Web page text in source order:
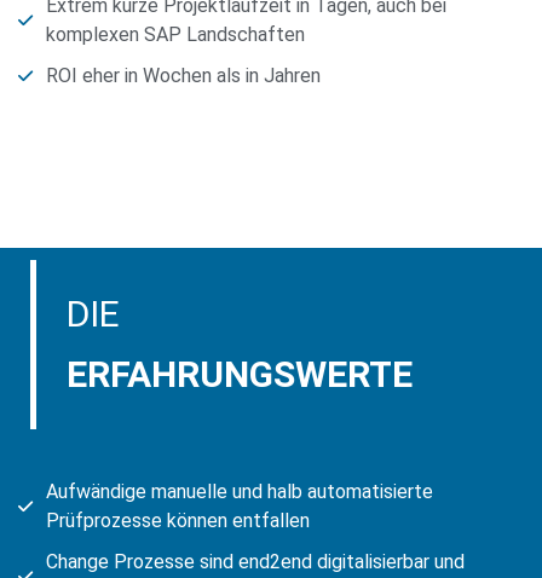
Extrem kurze Projektlaufzeit in Tagen, auch bei
komplexen SAP Landschaften
ROI eher in Wochen als in Jahren
DIE
ERFAHRUNGSWERTE
Aufwändige manuelle und halb automatisierte
Prüfprozesse können entfallen
Change Prozesse sind end2end digitalisierbar und